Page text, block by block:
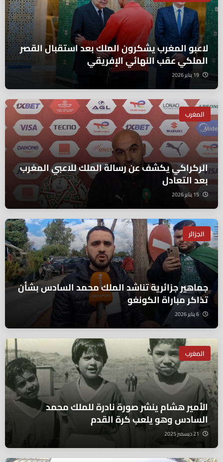
لاعبو المغرب يشكرون الملك بعد استقبال القصر
الملكي عقب النهائي الإفريقي
المغرب
الركراكي يكشف عن رسالة الملك للاعبي المغرب
بعد التعادل
الجزائر
جماهير جزائرية تناشد الملك محمد السادس بشأن
تذاكر مباراة الكونغو
المغرب
الأمير هشام ينشر صورة نادرة للملك محمد
السادس وهو يلعب كرة القدم